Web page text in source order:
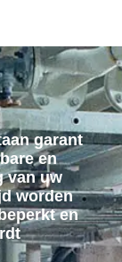
garant
en
van uw
worden
en